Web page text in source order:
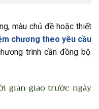
màu chủ đề hoặc thiết
chương theo yêu cầu
trình cần đồng bộ
gian giao trước ngày